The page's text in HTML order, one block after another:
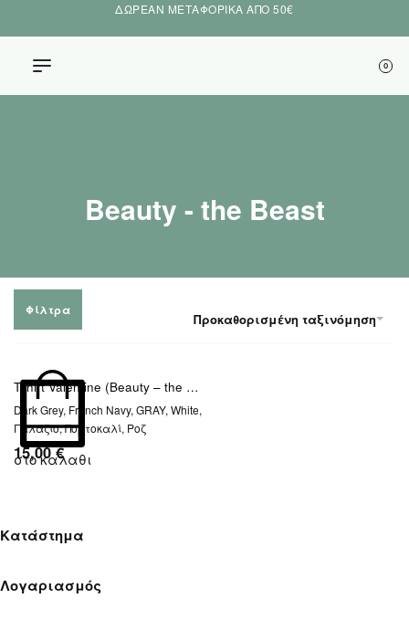
ΔΩΡΕΑΝ ΜΕΤΑΦΟΡΙΚΑ ΑΠΟ 50€
0
Beauty - the Beast
Προκαθορισμένη ταξινόμηση
Φίλτρα
στο καλαθι
Tshirt Valentine (Beauty – the Beast)
Dark Grey, French Navy, GRAY, White,
Γαλάζιο, Πορτοκαλί, Ροζ
15,00€
Κατάστημα
Πολιτική Απορρήτου
Λογαριασμός